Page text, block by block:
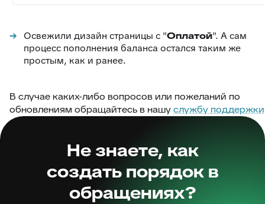
Освежили дизайн страницы с "Оплатой". А сам
процесс пополнения баланса остался таким же
простым, как и ранее.
В случае каких-либо вопросов или пожеланий по
обновлениям обращайтесь в нашуслужбу поддержки
Не знаете, как
создать порядок в
обращениях?